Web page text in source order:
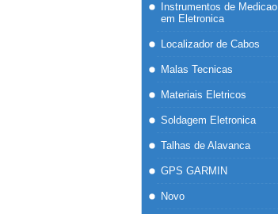
Instrumentos de Medicao
em Eletronica
Localizador de Cabos
Malas Tecnicas
Materiais Eletricos
Soldagem Eletronica
Talhas de Alavanca
GPS GARMIN
Novo